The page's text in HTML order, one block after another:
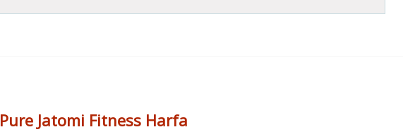
Pure Jatomi Fitness Harfa